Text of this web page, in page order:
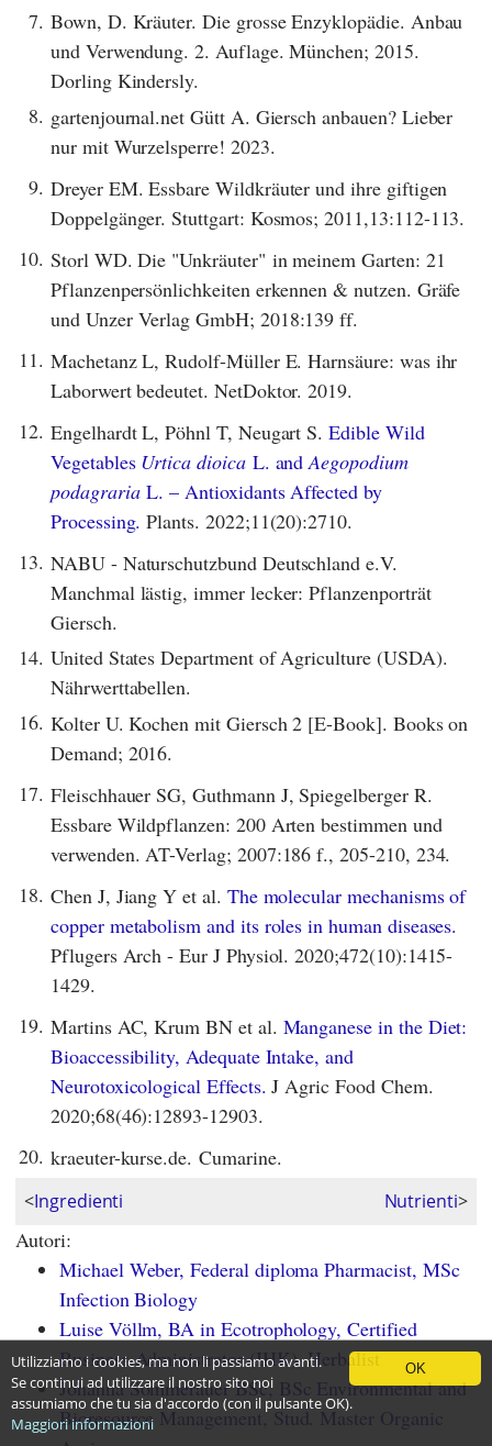
7. Bown, D. Kräuter. Die grosse Enzyklopädie. Anbau
und Verwendung. 2. Auflage. München; 2015.
Dorling Kindersly.
8. gartenjournal.net Gütt A. Giersch anbauen? Lieber
nur mit Wurzelsperre! 2023.
9. Dreyer EM. Essbare Wildkräuter und ihre giftigen
Doppelgänger. Stuttgart: Kosmos; 2011,13:112-113.
10. Storl WD. Die "Unkräuter" in meinem Garten: 21
Pflanzenpersönlichkeiten erkennen & nutzen. Gräfe
und Unzer Verlag GmbH; 2018:139 ff.
11. Machetanz L, Rudolf-Müller E. Harnsäure: was ihr
Laborwert bedeutet. NetDoktor. 2019.
12. Engelhardt L, Pöhnl T, Neugart S.Edible Wild
Vegetables Urtica dioicaL. andAegopodium
podagrariaL. – Antioxidants Affected by
Processing. Plants. 2022;11(20):2710.
13. NABU - Naturschutzbund Deutschland e.V.
Manchmal lästig, immer lecker: Pflanzenporträt
Giersch.
14. United States Department of Agriculture (USDA).
Nährwerttabellen.
16. Kolter U. Kochen mit Giersch 2 [E-Book]. Books on
Demand; 2016.
17. Fleischhauer SG, Guthmann J, Spiegelberger R.
Essbare Wildpflanzen: 200 Arten bestimmen und
verwenden. AT-Verlag; 2007:186 f., 205-210, 234.
18. Chen J, Jiang Y et al. The molecular mechanisms of
copper metabolism and its roles in human diseases.
Pflugers Arch - Eur J Physiol. 2020;472(10):1415-
1429.
19. Martins AC, Krum BN et al. Manganese in the Diet:
Bioaccessibility, Adequate Intake, and
Neurotoxicological Effects. J Agric Food Chem.
2020;68(46):12893-12903.
20. kraeuter-kurse.de. Cumarine.
<Ingredienti Nutrienti>
Autori:
Michael Weber, Federal diploma Pharmacist, MSc
Infection Biology
Luise Völlm, BA in Ecotrophology, Certified
Business Administrator (IHK), Herbalist
Johanna Sommerauer BSc, BSc Environmental and
Bioresource Management, Stud. Master Organic
OK
Utilizziamo i cookies, ma non li passiamo avanti.
Se continui ad utilizzare il nostro sito noi
assumiamo che tu sia d'accordo (con il pulsante OK).
Maggiori informazioni